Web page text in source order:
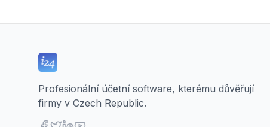
Profesionální účetní software, kterému důvěřují
firmy v Czech Republic.